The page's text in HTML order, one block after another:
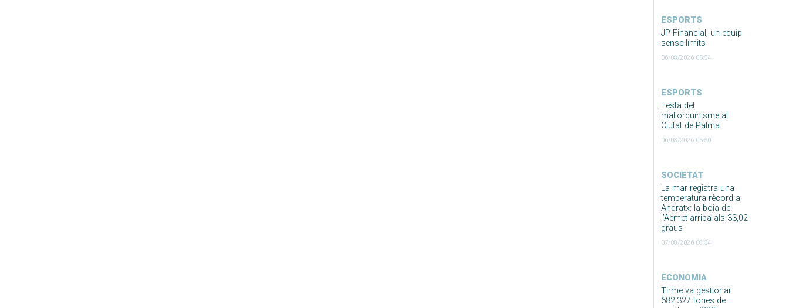
ESPORTS
JP Financial, un equip
sense límits
06/08/2026 05:54
ESPORTS
Festa del
mallorquinisme al
Ciutat de Palma
06/08/2026 05:50
SOCIETAT
La mar registra una
temperatura rècord a
Andratx: la boia de
l’Aemet arriba als 33,02
graus
07/08/2026 08:34
ECONOMIA
Tirme va gestionar
682.327 tones de